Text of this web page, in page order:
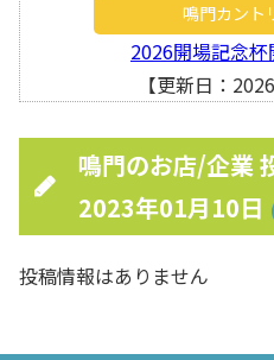
鳴門カント
2026開場記念
【更新日：
鳴門のお店/企業
2023年01月10日
投稿情報はありません